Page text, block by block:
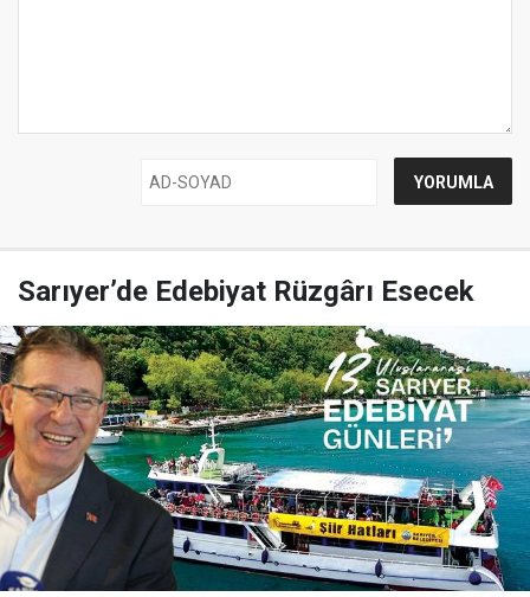
Sarıyer’de Edebiyat Rüzgârı Esecek